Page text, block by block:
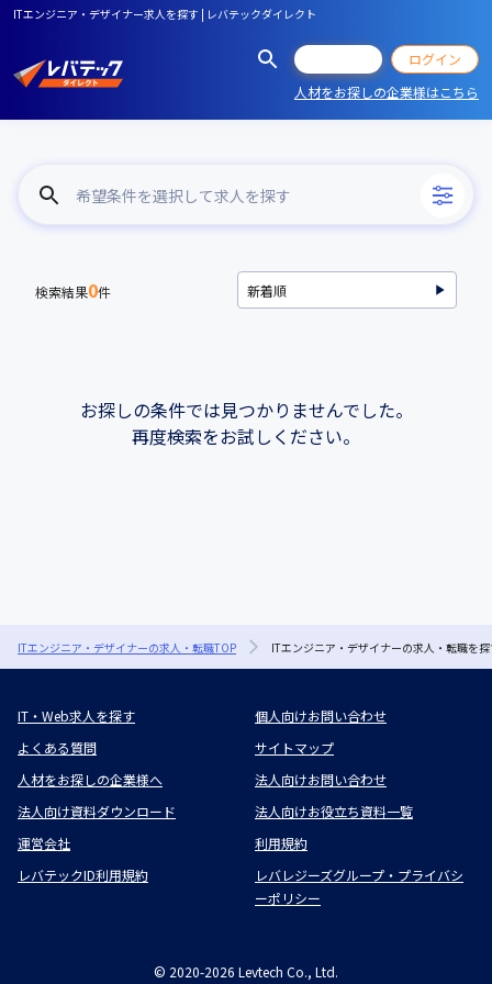
ITエンジニア・デザイナー求人を探す | レバテックダイレクト
ログイン
人材をお探しの企業様はこちら
希望条件を選択して求人を探す
検索結果0件
お探しの条件では見つかりませんでした。
再度検索をお試しください。
ITエンジニア・デザイナーの求人・転職TOP ITエンジニア・デザイナーの求人・転職を
IT・Web求人を探す
個人向けお問い合わせ
よくある質問
サイトマップ
人材をお探しの企業様へ
法人向けお問い合わせ
法人向け資料ダウンロード
法人向けお役立ち資料一覧
運営会社
利用規約
レバテックID利用規約
レバレジーズグループ・プライバシ
ーポリシー
© 2020-2026 Levtech Co., Ltd.